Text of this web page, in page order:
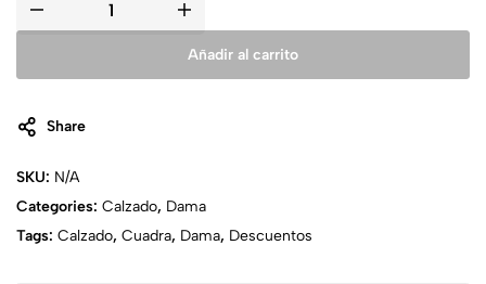
Añadir al carrito
Share
SKU: N/A
Categories: Calzado, Dama
Tags: Calzado, Cuadra, Dama, Descuentos